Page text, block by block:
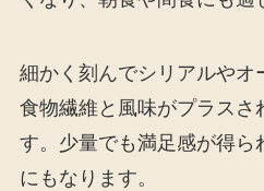
細かく刻んでシリアルやオ
食物繊維と風味がプラスさ
す。少量でも満足感が得ら
にもなります。